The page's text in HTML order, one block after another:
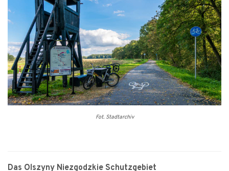
Fot. Stadtarchiv
Das Olszyny Niezgodzkie Schutzgebiet